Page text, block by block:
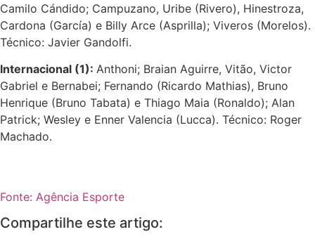
Camilo Cándido; Campuzano, Uribe (Rivero), Hinestroza,
Cardona (García) e Billy Arce (Asprilla); Viveros (Morelos).
Técnico: Javier Gandolfi.
Internacional (1): Anthoni; Braian Aguirre, Vitão, Victor
Gabriel e Bernabei; Fernando (Ricardo Mathias), Bruno
Henrique (Bruno Tabata) e Thiago Maia (Ronaldo); Alan
Patrick; Wesley e Enner Valencia (Lucca). Técnico: Roger
Machado.
Fonte: Agência Esporte
Compartilhe este artigo: